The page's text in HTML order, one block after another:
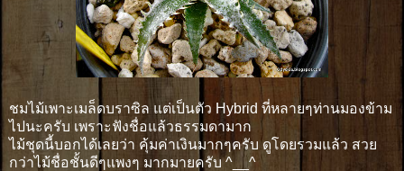
ชมไม้เพาะเมล็ดบราซิล แต่เป็นตัว Hybrid ที่หลายๆท่านมองข้าม
ไปนะครับ เพราะฟังชื่อแล้วธรรมดามาก
ไม้ชุดนี้บอกได้เลยว่า คุ้มค่าเงินมากๆครับ ดูโดยรวมแล้ว สวย
กว่าไม้ชื่อชั้นดีๆแพงๆ มากมายครับ ^__^